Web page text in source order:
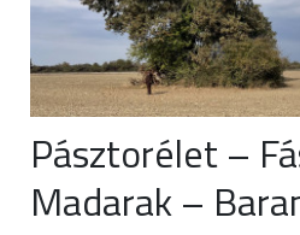
Pásztorélet –
Madarak –